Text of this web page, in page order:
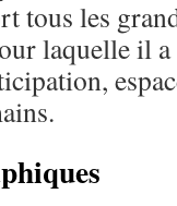
tous les
laquelle il a